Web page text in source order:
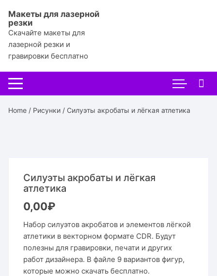
содержимому
Макеты для лазерной
резки
Скачайте макеты для
лазерной резки и
гравировки бесплатно
Home / Рисунки / Силуэты акробаты и лёгкая атлетика
Силуэты акробаты и лёгкая
атлетика
0,00₽
Набор силуэтов акробатов и элементов лёгкой
атлетики в векторном формате CDR. Будут
полезны для гравировки, печати и других
работ дизайнера. В файле 9 вариантов фигур,
которые можно скачать бесплатно.